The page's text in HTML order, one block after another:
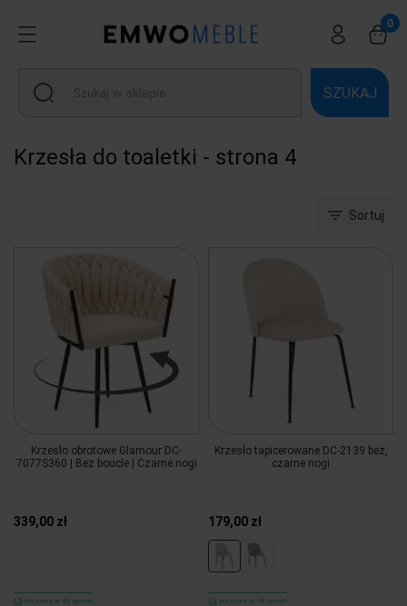
SZUKAJ
Krzesła do toaletki - strona 4
Sortuj
Krzesło obrotowe Glamour DC-
7077S360 | Beż boucle | Czarne nogi
339,00 zł
Wysyłka w 48 godzin
Krzesło tapicerowane DC-2139 beż,
czarne nogi
179,00 zł
Wysyłka w 48 godzin